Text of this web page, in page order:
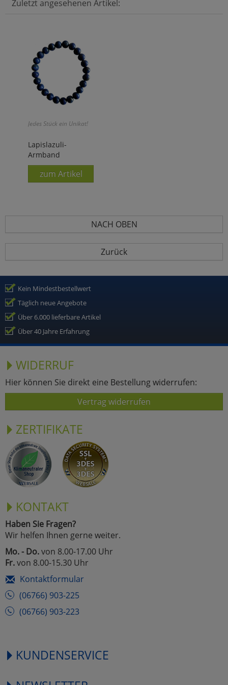
Zuletzt angesehenen Artikel:
Jedes Stück ein Unikat!
Lapislazuli-
Armband
zum Artikel
NACH OBEN
Zurück
Kein Mindestbestellwert
Täglich neue Angebote
Über 6.000 lieferbare Artikel
Über 40 Jahre Erfahrung
WIDERRUF
Hier können Sie direkt eine Bestellung widerrufen:
Vertrag widerrufen
ZERTIFIKATE
KONTAKT
Haben Sie Fragen?
Wir helfen Ihnen gerne weiter.
Mo. - Do.von 8.00-17.00 Uhr
Fr.von 8.00-15.30 Uhr
Kontaktformular
(06766) 903-225
(06766) 903-223
KUNDENSERVICE